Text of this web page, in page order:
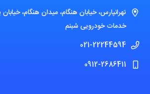
تهرانپارس، خیابان هنگام، میدان هنگام،
خدمات خودرویی شبنم
021-22244594
0912-2686411